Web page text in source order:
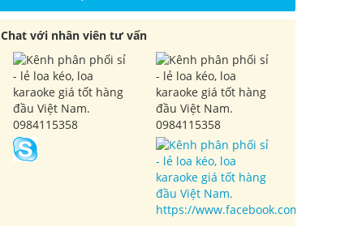
Chat với nhân viên tư vấn
0984115358 0984115358
https://www.facebook.com/